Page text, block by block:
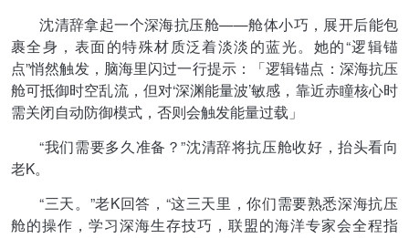
沈清辞拿起一个深海抗压舱——舱体小巧，展开后能包
裹全身，表面的特殊材质泛着淡淡的蓝光。她的“逻辑锚
点”悄然触发，脑海里闪过一行提示：「逻辑锚点：深海抗压
舱可抵御时空乱流，但对‘深渊能量波’敏感，靠近赤瞳核心时
需关闭自动防御模式，否则会触发能量过载」
“我们需要多久准备？”沈清辞将抗压舱收好，抬头看向
老K。
“三天。”老K回答，“这三天里，你们需要熟悉深海抗压
舱的操作，学习深海生存技巧，联盟的海洋专家会全程指